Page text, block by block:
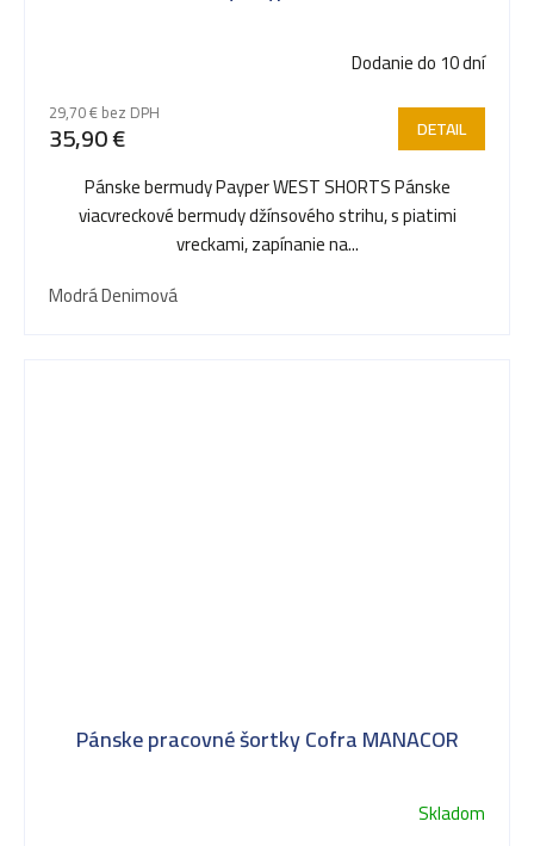
Dodanie do 10 dní
29,70 € bez DPH
35,90 € DETAIL
Pánske bermudy Payper WEST SHORTS Pánske
viacvreckové bermudy džínsového strihu, s piatimi
vreckami, zapínanie na...
Modrá Denimová
Pánske pracovné šortky Cofra MANACOR
Skladom